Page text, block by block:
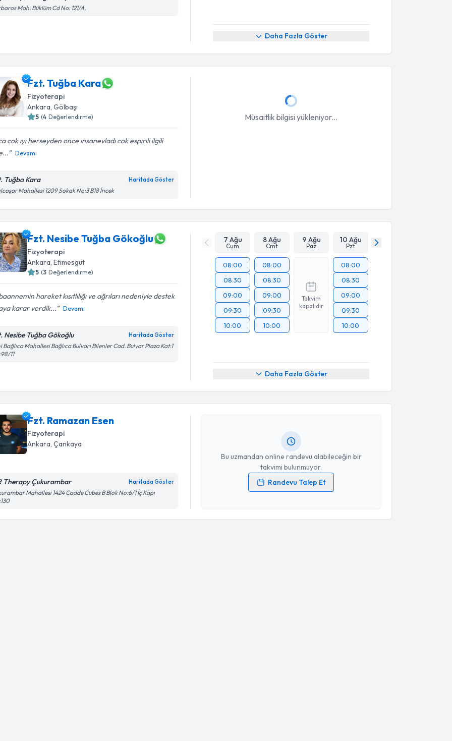
Mah. Büklüm Cd No: 121/A,
Daha Fazla Göster
Fzt. Tuğba Kara
Fizyoterapi
Ankara , Gölbaşı
5 (4 Değerlendirme)
cok ıyı herseyden once ınsanevladı cok espırıli ilgili
Devamı
Tuğba Kara Haritada Göster
Mahallesi 1209 Sokak No:3 B18 İncek
Müsaitlik bilgisi yükleniyor...
Fzt. Nesibe Tuğba Gökoğlu
Fizyoterapi
Ankara , Etimesgut
5 (3 Değerlendirme)
hareket kısıtlılığı ve ağrıları nedeniyle destek
karar verdik...
Devamı
Nesibe Tuğba Gökoğlu Haritada Göster
Bağlıca Mahallesi Bağlıca Bulvarı Bilenler Cad. Bulvar Plaza Kat:1
11
7 Ağu
Cum
8 Ağu
Cmt
9 Ağu
Paz
10 Ağu
Pzt
08:00
08:30
09:00
09:30
10:00
08:00
08:30
09:00
09:30
10:00
Takvim
kapalıdır
08:00
08:30
09:00
09:30
10:00
Daha Fazla Göster
Fzt. Ramazan Esen
Fizyoterapi
Ankara, Çankaya
Therapy Çukurambar Haritada Göster
Mahallesi 1424 Cadde Cubes B Blok No:6/1 İç Kapı
Bu uzmandan online randevu alabileceğin bir
takvimi bulunmuyor.
Randevu Talep Et
Randevu Takvimi Talebi
Fzt. Ramazan Eseniçin randevu takvimi talebi oluşturun. Size
bu uzmandan randevu almanız için bir takvim hazırlandığında e-
Kişisel verilerimin işlenmesine ilişkinAydınlatma Metni